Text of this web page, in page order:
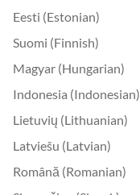
Eesti (Estonian)
Suomi (Finnish)
Magyar (Hungarian)
Indonesia (Indonesian)
Lietuvių (Lithuanian)
Latviešu (Latvian)
Română (Romanian)